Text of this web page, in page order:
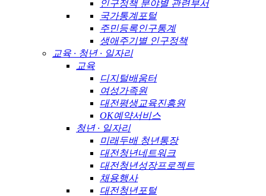
인구정책 분야별 관련부서
국가통계포털
주민등록인구통계
생애주기별 인구정책
교육 · 청년 · 일자리
교육
디지털배움터
여성가족원
대전평생교육진흥원
OK예약서비스
청년 · 일자리
미래두배 청년통장
대전청년네트워크
대전청년성장프로젝트
채용행사
대전청년포털